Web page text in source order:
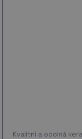
Kvalitní a odolná